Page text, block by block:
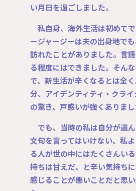
い月日を過ごしました。
私自身、海外生活は初めて
ージャージーは夫の出身地で
訪れたことがありました。言
る程度にはできました。そん
で、新生活が辛くなるとは全
分、アイデンティティ・クラ
の驚き、戸惑いが強くありまし
でも、当時の私は自分が選
文句を言ってはいけない、私
る人が世の中にはたくさんい
持ちは甘えだ、と辛い気持ち
感じることが悪いことだと思